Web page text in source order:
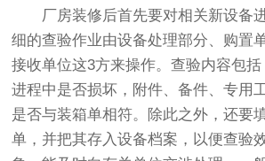
厂房装修后首先要对相关新设备
细的查验作业由设备处理部分、购置
接收单位这3方来操作。查验内容包
进程中是否损坏，附件、备件、专用
是否与装箱单相符。除此之外，还要
单，并把其存入设备档案，以便查验